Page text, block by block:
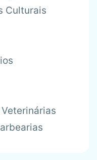
Culturais